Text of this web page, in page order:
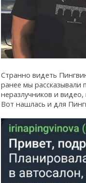
Странно видеть
ранее мы рассказывали
неразлучников и
Вот нашлась и для